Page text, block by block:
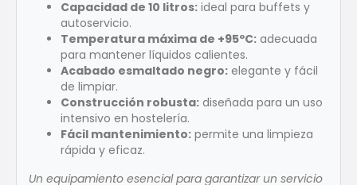
Capacidad de 10 litros: ideal para buffets y
autoservicio.
Temperatura máxima de +95ºC: adecuada
para mantener líquidos calientes.
Acabado esmaltado negro: elegante y fácil
de limpiar.
Construcción robusta: diseñada para un uso
intensivo en hostelería.
Fácil mantenimiento: permite una limpieza
rápida y eficaz.
Un equipamiento esencial para garantizar un servicio